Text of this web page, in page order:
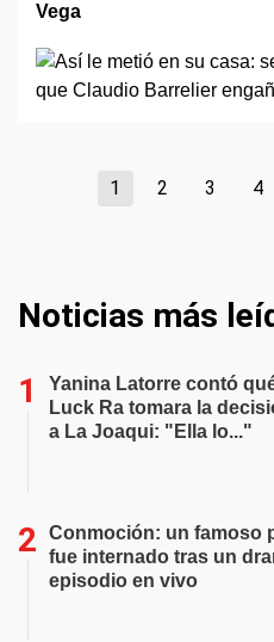
Vega
1 2 3 4
Noticias más
Yanina Latorre contó
Luck Ra tomara la
a La Joaqui: "Ella lo..."
Conmoción: un famoso
fue internado tras un
episodio en vivo